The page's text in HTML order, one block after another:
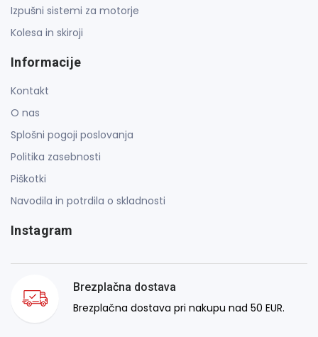
Izpušni sistemi za motorje
Kolesa in skiroji
Informacije
Kontakt
O nas
Splošni pogoji poslovanja
Politika zasebnosti
Piškotki
Navodila in potrdila o skladnosti
Instagram
Brezplačna dostava
Brezplačna dostava pri nakupu nad 50 EUR.